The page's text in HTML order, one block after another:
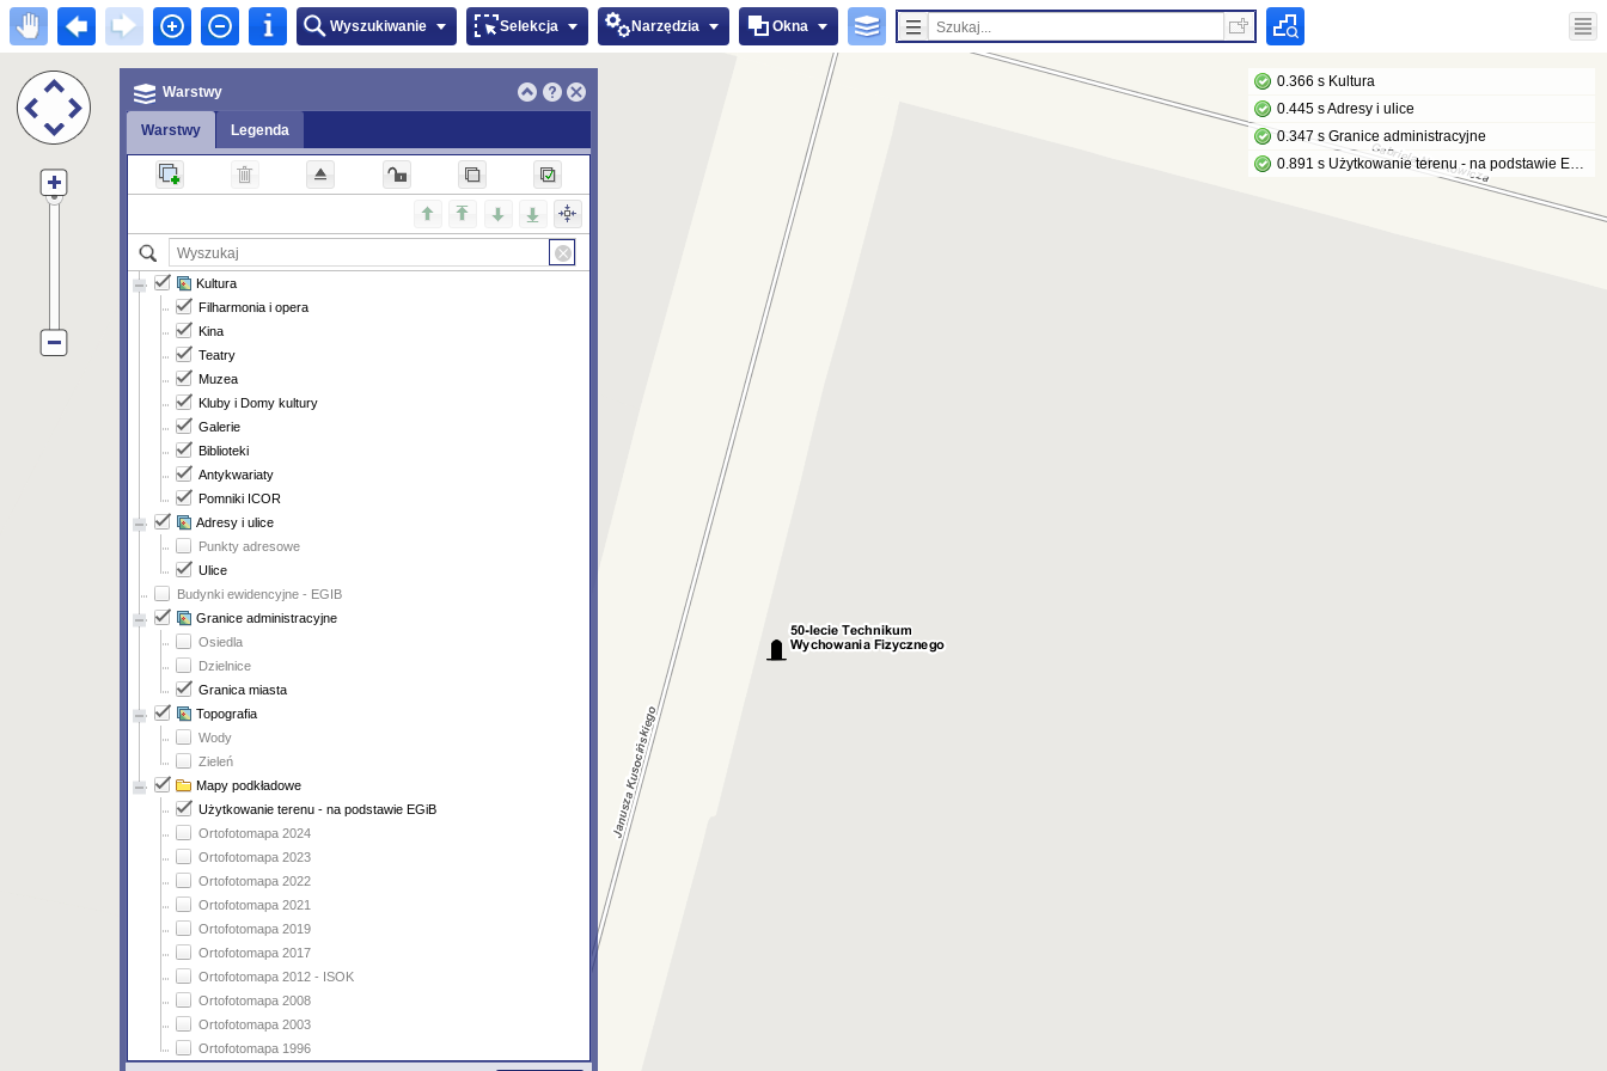
Wyszukiwanie Selekcja Narzędzia Okna
0.366 s Kultura
0.445 s Adresy i ulice
0.347 s Granice administracyjne
0.891 s Użytkowanie terenu - na podstawie EGiB
Warstwy
Warstwy Legenda
Kultura
Filharmonia i opera
Kina
Teatry
Muzea
Kluby i Domy kultury
Galerie
Biblioteki
Antykwariaty
Pomniki ICOR
Adresy i ulice
Punkty adresowe
Ulice
Budynki ewidencyjne - EGIB
Granice administracyjne
Osiedla
Dzielnice
Granica miasta
Topografia
Wody
Zieleń
Mapy podkładowe
Użytkowanie terenu - na podstawie EGiB
Ortofotomapa 2024
Ortofotomapa 2023
Ortofotomapa 2022
Ortofotomapa 2021
Ortofotomapa 2019
Ortofotomapa 2017
Ortofotomapa 2012 - ISOK
Ortofotomapa 2008
Ortofotomapa 2003
Ortofotomapa 1996